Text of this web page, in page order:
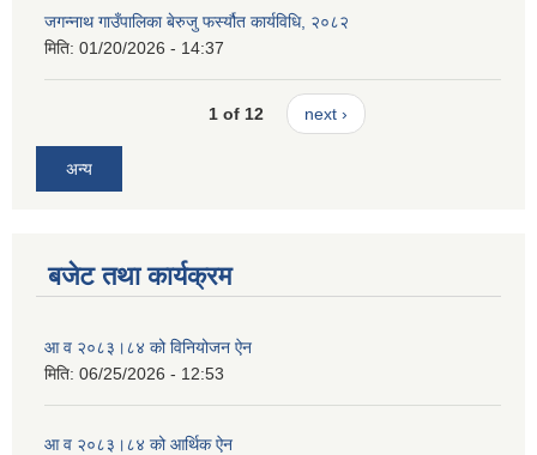
जगन्नाथ गाउँपालिका बेरुजु फर्स्यौत कार्यविधि, २०८२
मिति: 01/20/2026 - 14:37
1 of 12 next ›
अन्य
बजेट तथा कार्यक्रम
आ व २०८३।८४ को विनियोजन ऐन
मिति: 06/25/2026 - 12:53
आ व २०८३।८४ को आर्थिक ऐन